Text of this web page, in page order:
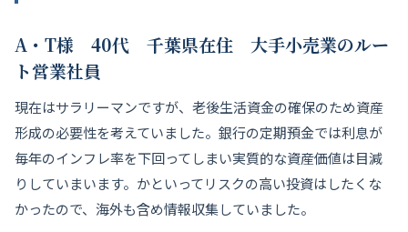
A・T様 40代 千葉県在住 大手小売業のルー
ト営業社員
現在はサラリーマンですが、老後生活資金の確保のため資産
形成の必要性を考えていました。銀行の定期預金では利息が
毎年のインフレ率を下回ってしまい実質的な資産価値は目減
りしていまいます。かといってリスクの高い投資はしたくな
かったので、海外も含め情報収集していました。